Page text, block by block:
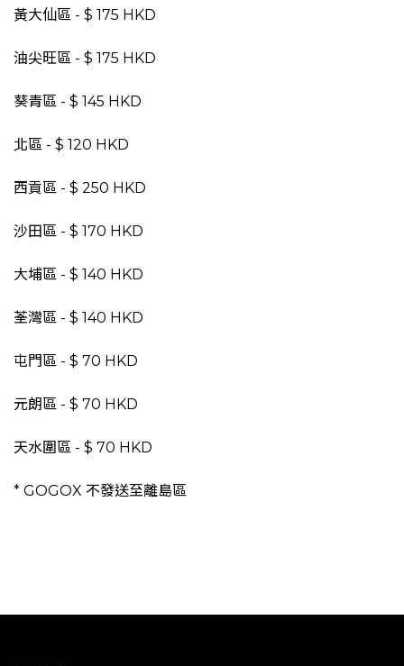
黃大仙區 - $ 175 HKD
油尖旺區 - $ 175 HKD
葵青區 - $ 145 HKD
北區 - $ 120 HKD
西貢區 - $ 250 HKD
沙田區 - $ 170 HKD
大埔區 - $ 140 HKD
荃灣區 - $ 140 HKD
屯門區 - $ 70 HKD
元朗區 - $ 70 HKD
天水圍區 - $ 70 HKD
* GOGOX 不發送至離島區